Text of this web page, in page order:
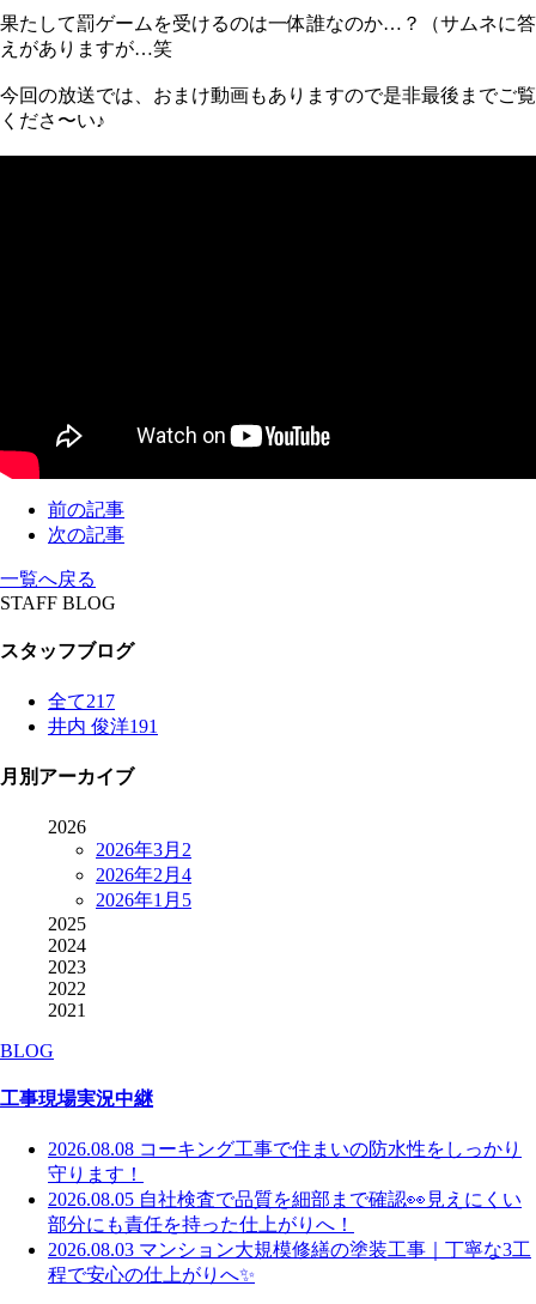
果たして罰ゲームを受けるのは一体誰なのか…？（サムネに答
えがありますが…笑
今回の放送では、おまけ動画もありますので是非最後までご覧
くださ〜い♪
前の記事
次の記事
一覧へ戻る
STAFF BLOG
スタッフブログ
全て217
井内 俊洋191
月別アーカイブ
2026
2026年3月 2
2026年2月 4
2026年1月 5
2025
2024
2023
2022
2021
BLOG
工事現場実況中継
2026.08.08 コーキング工事で住まいの防水性をしっかり
守ります！
2026.08.05 自社検査で品質を細部まで確認👀見えにくい
部分にも責任を持った仕上がりへ！
2026.08.03 マンション大規模修繕の塗装工事｜丁寧な3工
程で安心の仕上がりへ✨